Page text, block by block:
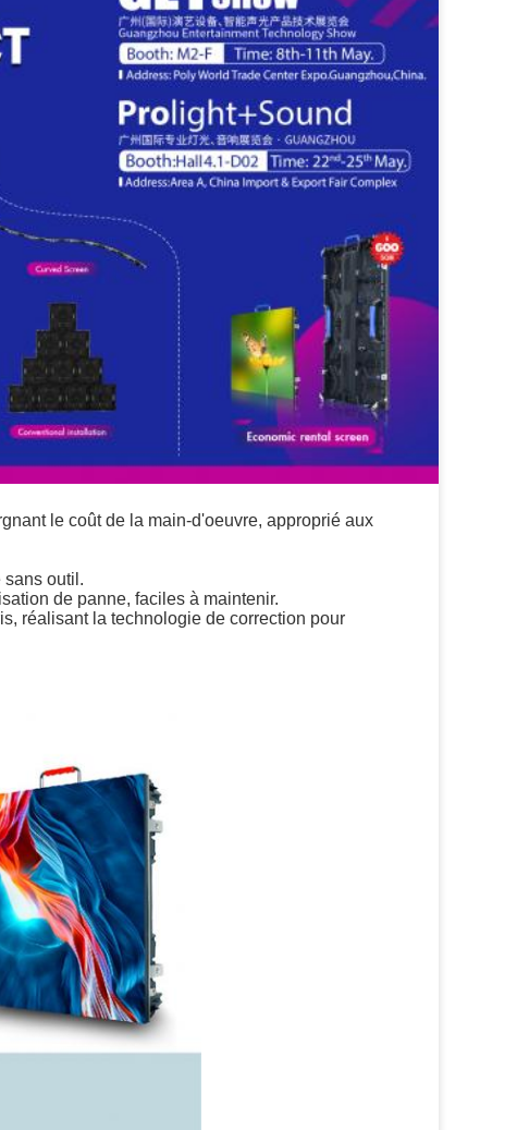
le coût de la main-d'oeuvre, approprié aux
sans outil.
de panne, faciles à maintenir.
réalisant la technologie de correction pour